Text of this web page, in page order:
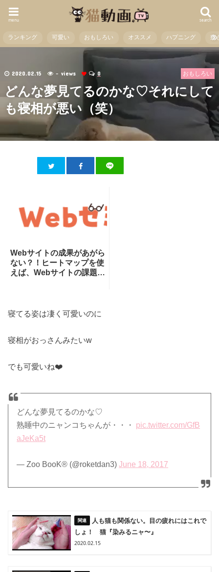
search
menu
ランキング 可愛い おもしろい オススメ ハプニング 癒
おもしろい
2020.02.15 - views 0
どんな夢見てるのかな♡それにして
も寝相が悪い（笑）
Webサイトの成果があがら
ない？！ヒートマップを使
えば、Webサイトの課題が
寝てる姿は凄く可愛いのに
寝相がおっさんみたいw
でも可愛いね❤️
どんな夢見てるのかな♡
熟睡中のニャンコちゃんが・・・ pic.twitter.com/GfB
aJeKa5t
— Zoo BooK®︎ (@roketdan3)June 18, 2017
人も猫も関係ない。目の疲れにはこれで
しょ！ 猫『染みるニャ〜』
2020.02.15